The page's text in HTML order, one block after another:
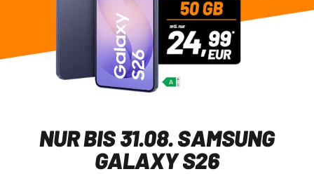
NUR BIS 31.08. SAMSUNG
GALAXY S26